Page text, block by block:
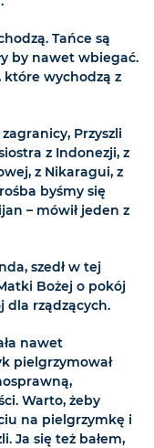
Tańce są
by nawet wbiegać.
wychodzą z
Przyszli
z Indonezji, z
z Nikaragui, z
byśmy się
– mówił jeden z
szedł w tej
Bożej o pokój
dla rządzących.
nawet
pielgrzymował
Warto, żeby
na pielgrzymkę i
Ja się też bałem,